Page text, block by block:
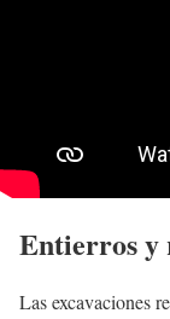
Entierros y
Las excavaciones